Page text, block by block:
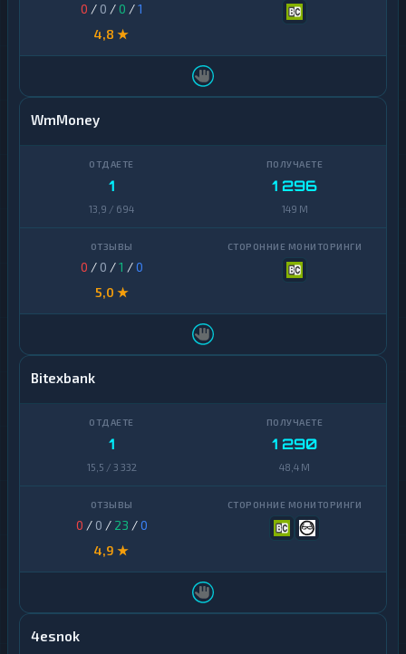
0 / 0 /0 /1
4,8 ★
WmMoney
1
13,9 / 694
1 296
149 M
0 / 0 /1 /0
5,0 ★
Bitexbank
1
15,5 / 3 332
1 290
48,4 M
0 / 0 / 23 /0
4,9 ★
4esnok